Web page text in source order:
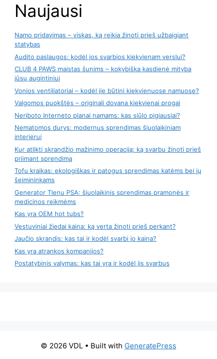
Naujausi
Namo pridavimas – viskas, ką reikia žinoti prieš užbaigiant
statybas
Audito paslaugos: kodėl jos svarbios kiekvienam verslui?
CLUB 4 PAWS maistas šunims – kokybiška kasdienė mityba
jūsų augintiniui
Vonios ventiliatoriai – kodėl jie būtini kiekvienuose namuose?
Valgomos puokštės – originali dovana kiekvienai progai
Neriboto Interneto planai namams: kas siūlo pigiausiai?
Nematomos durys: modernus sprendimas šiuolaikiniam
interjerui
Kur atlikti skrandžio mažinimo operaciją: ką svarbu žinoti prieš
priimant sprendimą
Tofu kraikas: ekologiškas ir patogus sprendimas katėms bei jų
šeimininkams
Generator Tlenu PSA: šiuolaikinis sprendimas pramonės ir
medicinos reikmėms
Kas yra OEM hot tubs?
Vestuviniai žiedai kaina: ką verta žinoti prieš perkant?
Jaučio skrandis: kas tai ir kodėl svarbi jo kaina?
Kas yra atrankos kompanijos?
Postatybinis valymas: kas tai yra ir kodėl jis svarbus
© 2026 VDL • Built with GeneratePress